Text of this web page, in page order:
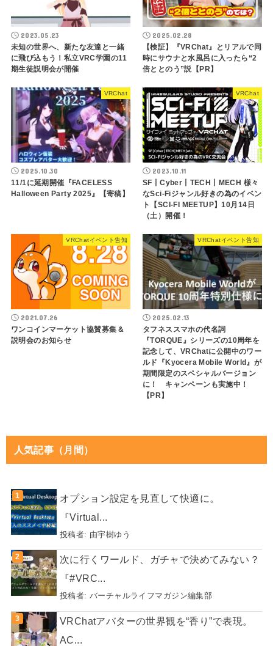
2023.05.23
未知の世界へ、新たな友達と一緒
に飛び込もう！私立VRC学園の11
期生徒説明会が開催
2025.02.28
【検証】『VRChat』とリアルで同
時にサウナと水風呂に入ったら“2
倍ととのう”説【PR】
VRChat
2025.10.30
11/1に延期開催『FACELESS
Halloween Party 2025』【寄稿】
VRChat
2023.10.11
SF丨Cyber丨TECH丨MECH 様々
なSci-Fiジャンル好きの為のイベン
ト【SCI-FI MEETUP】10月14日
（土）開催！
VRChatイベント告知
2021.07.26
ワンコインマーケット協賛募集＆
説明会のお知らせ
VRChatイベント告知
2025.02.13
タフネススマホの代名詞
『TORQUE』シリーズの10周年を
記念して、VRChatに公開中のワー
ルド『Kyocera Mobile World』が
期間限定のスペシャルバージョン
に！ キャンペーンも実施中！
【PR】
人気記事（月間）
オプション設定を見直して快適に。
『Virtual...
投稿者: 由宇樹ゆう
次に行くワールド、ガチャで決めてみない？
『#VRC...
投稿者: バーチャルライフマガジン編集部
VRChatアバターの世界観を“香り”で表現。
AC...